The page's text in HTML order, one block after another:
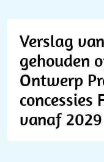
Verslag
gehouden
Ontwerp
concessies
vanaf 2029